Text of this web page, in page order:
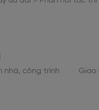
nhà, công trình Giao